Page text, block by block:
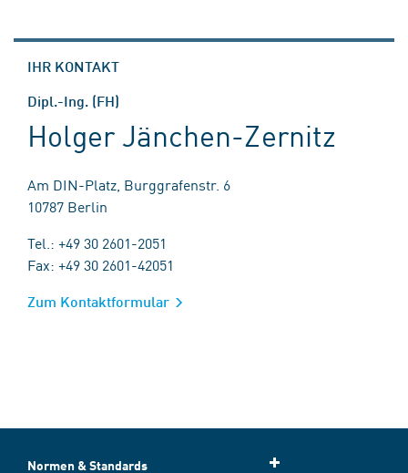
IHR KONTAKT
Dipl.-Ing. (FH)
Holger Jänchen-Zernitz
Am DIN-Platz, Burggrafenstr. 6
10787 Berlin
Tel.: +49 30 2601-2051
Fax: +49 30 2601-42051
Zum Kontaktformular
Normen & Standards